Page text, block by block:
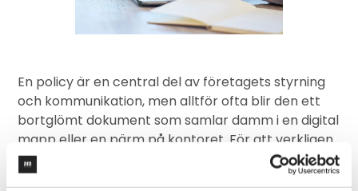
En policyär en central del av företagets styrning
och kommunikation, men alltför ofta blir den ett
bortglömt dokument som samlar damm i en digital
mapp eller en pärm på kontoret. För att verkligen
göra skillnad behöver en policy vara tydlig, konkret
och lätt att förstå.